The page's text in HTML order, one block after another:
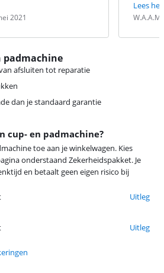
2021
Lees
Datum:
padmachine
afsluiten tot reparatie
dan je standaard garantie
cup- en padmachine?
toe aan je winkelwagen. Kies
onderstaand Zekerheidspakket. Je
en betaalt geen eigen risico bij
Uitleg
Uitleg